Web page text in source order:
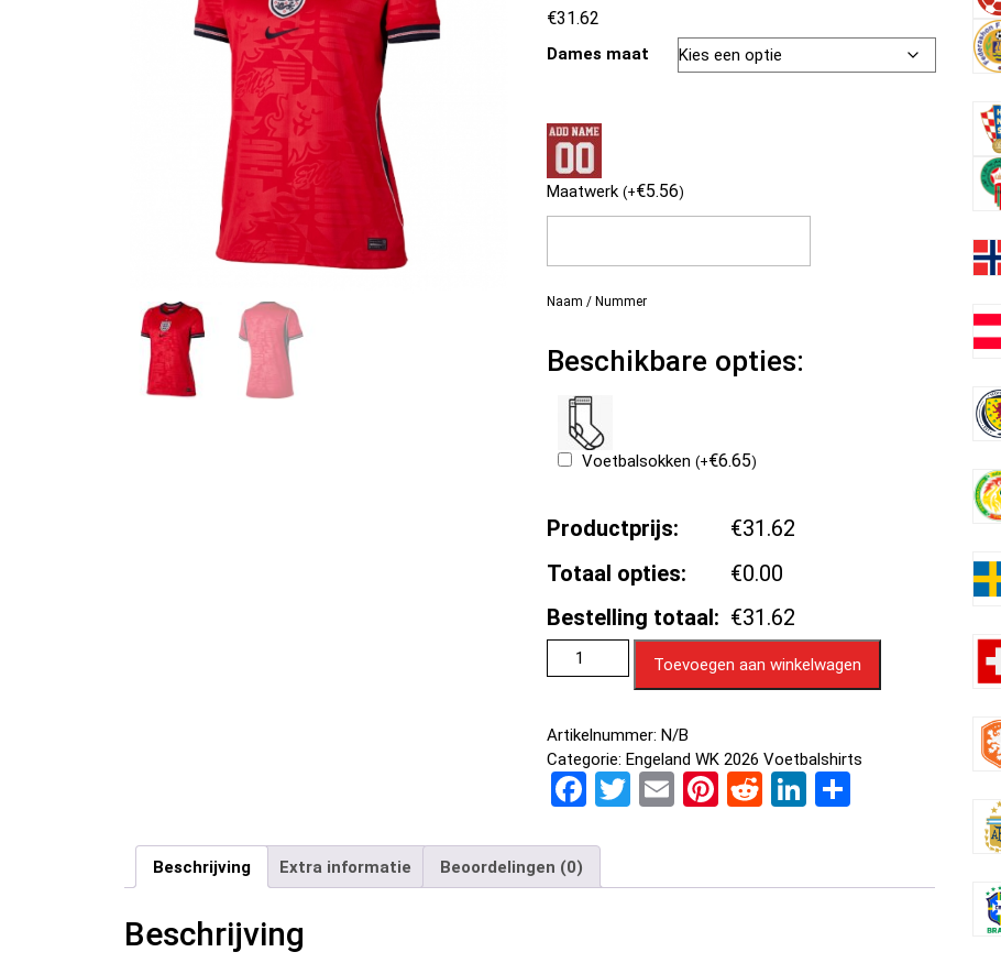
€31.62
Dames maat
Maatwerk (+€5.56)
Naam / Nummer
Beschikbare opties:
Voetbalsokken (+€6.65)
Productprijs:
€31.62
Totaal opties:
€0.00
Bestelling totaal: €31.62
Toevoegen aan winkelwagen
Artikelnummer: N/B
Categorie: Engeland WK 2026 Voetbalshirts
F
ce
b
T
er
E Pi
es
R
di
Li
dI
D
n
Beschrijving Extra informatie Beoordelingen (0)
Beschrijving